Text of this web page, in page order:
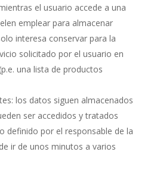
el usuario accede a una
emplear para almacenar
interesa conservar para la
solicitado por el usuario en
una lista de productos
los datos siguen almacenados
ser accedidos y tratados
definido por el responsable de la
ir de unos minutos a varios